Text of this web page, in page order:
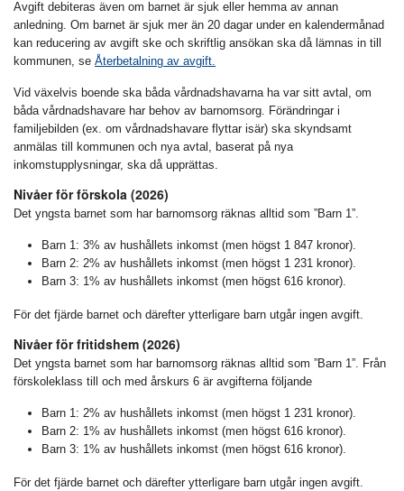
Avgift debiteras även om barnet är sjuk eller hemma av annan
anledning. Om barnet är sjuk mer än 20 dagar under en kalendermånad
kan reducering av avgift ske och skriftlig ansökan ska då lämnas in till
kommunen, se Återbetalning av avgift.
Vid växelvis boende ska båda vårdnadshavarna ha var sitt avtal, om
båda vårdnadshavare har behov av barnomsorg. Förändringar i
familjebilden (ex. om vårdnadshavare flyttar isär) ska skyndsamt
anmälas till kommunen och nya avtal, baserat på nya
inkomstupplysningar, ska då upprättas.
Nivåer för förskola (2026)
Det yngsta barnet som har barnomsorg räknas alltid som ”Barn 1”.
Barn 1: 3% av hushållets inkomst (men högst 1 847 kronor).
Barn 2: 2% av hushållets inkomst (men högst 1 231 kronor).
Barn 3: 1% av hushållets inkomst (men högst 616 kronor).
För det fjärde barnet och därefter ytterligare barn utgår ingen avgift.
Nivåer för fritidshem (2026)
Det yngsta barnet som har barnomsorg räknas alltid som ”Barn 1”. Från
förskoleklass till och med årskurs 6 är avgifterna följande
Barn 1: 2% av hushållets inkomst (men högst 1 231 kronor).
Barn 2: 1% av hushållets inkomst (men högst 616 kronor).
Barn 3: 1% av hushållets inkomst (men högst 616 kronor).
För det fjärde barnet och därefter ytterligare barn utgår ingen avgift.